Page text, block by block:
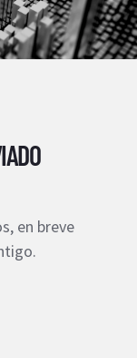
en breve